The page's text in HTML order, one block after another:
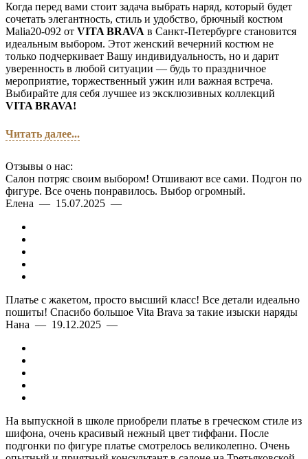
Когда перед вами стоит задача выбрать наряд, который будет
сочетать элегантность, стиль и удобство, брючный костюм
Malia20-092 от VITA BRAVA в Санкт-Петербурге становится
идеальным выбором. Этот женский вечерний костюм не
только подчеркивает Вашу индивидуальность, но и дарит
уверенность в любой ситуации — будь то праздничное
мероприятие, торжественный ужин или важная встреча.
Выбирайте для себя лучшее из эксклюзивных коллекций
VITA BRAVA!
Читать далее...
Отзывы о нас:
Салон потряс своим выбором! Отшивают все сами. Подгон по
фигуре. Все очень понравилось. Выбор огромный.
Елена — 15.07.2025 —
Платье с жакетом, просто высший класс! Все детали идеально
пошиты! Спасибо большое Vita Brava за такие изыски наряды
Нана — 19.12.2025 —
На выпускной в школе приобрели платье в греческом стиле из
шифона, очень красивый нежный цвет тиффани. После
подгонки по фигуре платье смотрелось великолепно. Очень